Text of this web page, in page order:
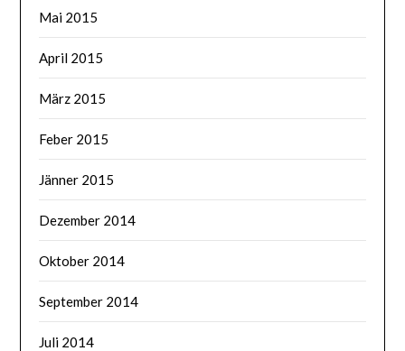
Mai 2015
April 2015
März 2015
Feber 2015
Jänner 2015
Dezember 2014
Oktober 2014
September 2014
Juli 2014